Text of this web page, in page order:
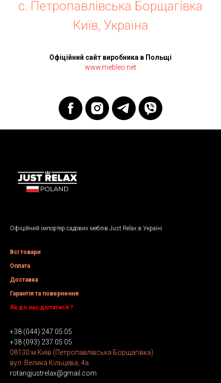
с. Петропавлівська Борщагівка
Київ, Україна
Офіційний сайт виробника в Польщі
www.mebleo.net
Офіційний імпортер садових меблів Just Relax в Україні
Всі товари
Оплата
Доставка
Гарантія та повернення
Як до нас дістатися ?
+38 (044) 247 05 05
+38 (093) 237 05 05
08130 м.Київ (Петропавлівська Борщагівка)
вул. Велика Кільцева, 4а
rotangjustrelax@gmail.com